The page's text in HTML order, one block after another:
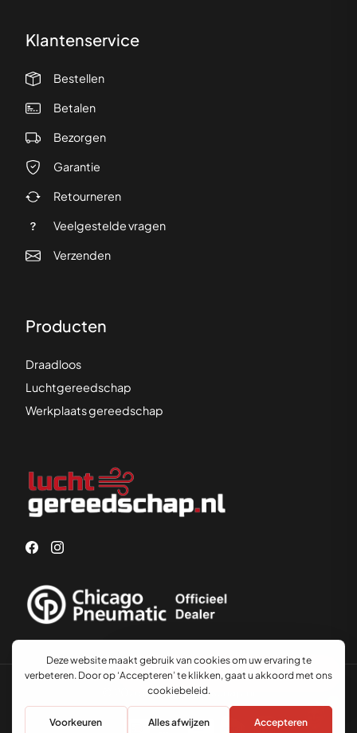
Klantenservice
Bestellen
Betalen
Bezorgen
Garantie
Retourneren
Veelgestelde vragen
Verzenden
Producten
Draadloos
Luchtgereedschap
Werkplaats gereedschap
© 2026 Luchtgereedschap.nl
Advies nodig?